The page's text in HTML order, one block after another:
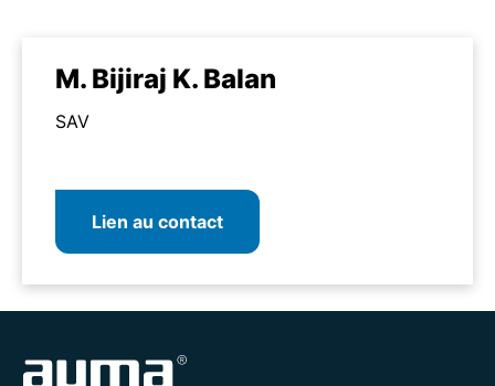
M. Bijiraj K. Balan
SAV
Lien au contact